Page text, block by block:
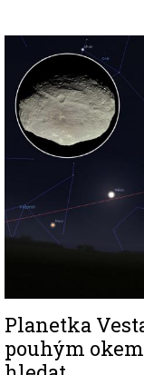
Image
Planetka
pouhým